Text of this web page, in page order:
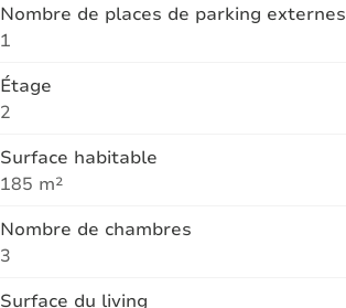
Nombre de places de parking externes
1
Étage
2
Surface habitable
185 m²
Nombre de chambres
3
Surface du living